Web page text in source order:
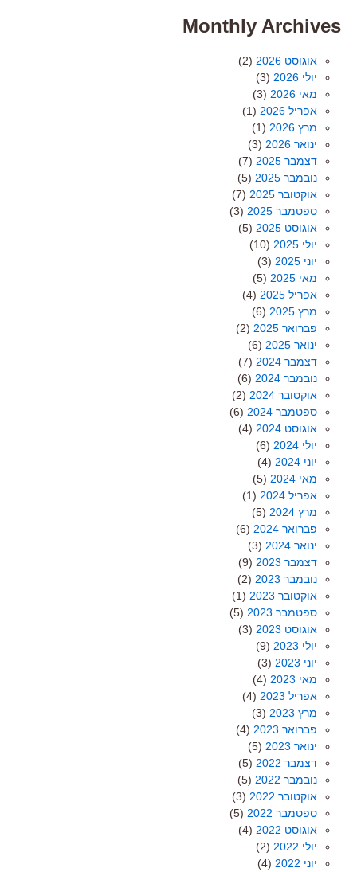
Monthly Archives
אוגוסט 2026
(2)
יולי 2026
(3)
מאי 2026
(3)
אפריל 2026
(1)
מרץ 2026
(1)
ינואר 2026
(3)
דצמבר 2025
(7)
נובמבר 2025
(5)
אוקטובר 2025
(7)
ספטמבר 2025
(3)
אוגוסט 2025
(5)
יולי 2025
(10)
יוני 2025
(3)
מאי 2025
(5)
אפריל 2025
(4)
מרץ 2025
(6)
פברואר 2025
(2)
ינואר 2025
(6)
דצמבר 2024
(7)
נובמבר 2024
(6)
אוקטובר 2024
(2)
ספטמבר 2024
(6)
אוגוסט 2024
(4)
יולי 2024
(6)
יוני 2024
(4)
מאי 2024
(5)
אפריל 2024
(1)
מרץ 2024
(5)
פברואר 2024
(6)
ינואר 2024
(3)
דצמבר 2023
(9)
נובמבר 2023
(2)
אוקטובר 2023
(1)
ספטמבר 2023
(5)
אוגוסט 2023
(3)
יולי 2023
(9)
יוני 2023
(3)
מאי 2023
(4)
אפריל 2023
(4)
מרץ 2023
(3)
פברואר 2023
(4)
ינואר 2023
(5)
דצמבר 2022
(5)
נובמבר 2022
(5)
אוקטובר 2022
(3)
ספטמבר 2022
(5)
אוגוסט 2022
(4)
יולי 2022
(2)
יוני 2022
(4)